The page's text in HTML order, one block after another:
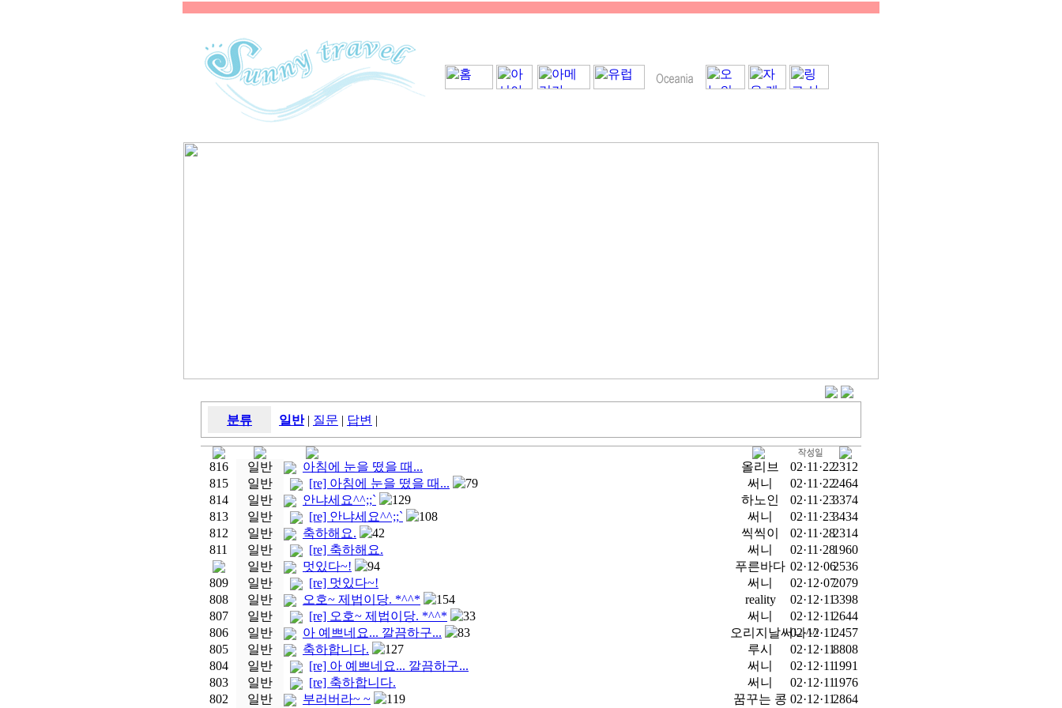
분류 일반 | 질문 | 답변 |
816 일반 아침에 눈을 떴을 때... 올리브 02·11·222312
815
일반 [re] 아침에 눈을 떴을 때... 79 써니 02·11·222464
814
일반 안냐세요^^;;` 129 하노인 02·11·233374
813
일반 [re] 안냐세요^^;;` 108 써니 02·11·233434
812
일반 축하해요. 42 씩씩이 02·11·282314
811
일반 [re] 축하해요. 써니 02·11·281960
일반
멋있다~! 94 푸른바다 02·12·062536
809
일반 [re] 멋있다~! 써니 02·12·072079
808
일반 오호~ 제법이당. *^^* 154 reality 02·12·113398
807
일반 [re] 오호~ 제법이당. *^^* 33 써니 02·12·112644
806
일반 아 예쁘네요... 깔끔하구... 83 오리지날써니^^
02·12·112457
805
일반 축하합니다. 127 루시 02·12·118808
804
일반 [re] 아 예쁘네요... 깔끔하구... 써니 02·12·111991
803
일반 [re] 축하합니다. 써니 02·12·111976
802
일반 부러버라~ ~ 119 꿈꾸는 콩 02·12·112864